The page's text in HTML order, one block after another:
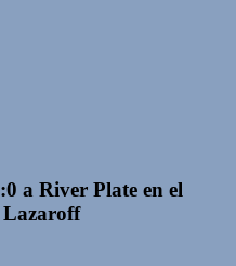
a River Plate en el